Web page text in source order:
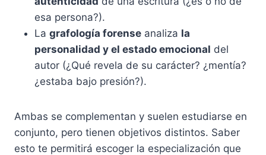
esa persona?).
La grafología forense analiza la
personalidad y el estado emocional del
autor (¿Qué revela de su carácter? ¿mentía?
¿estaba bajo presión?).
Ambas se complementan y suelen estudiarse en
conjunto, pero tienen objetivos distintos. Saber
esto te permitirá escoger la especialización que